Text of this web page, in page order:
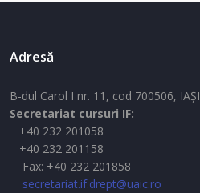
Adresă
B-dul Carol I nr. 11, cod 700506, IAŞI
Secretariat cursuri IF:
+40 232 201058
+40 232 201158
Fax: +40 232 201858
secretariat.if.drept@uaic.ro